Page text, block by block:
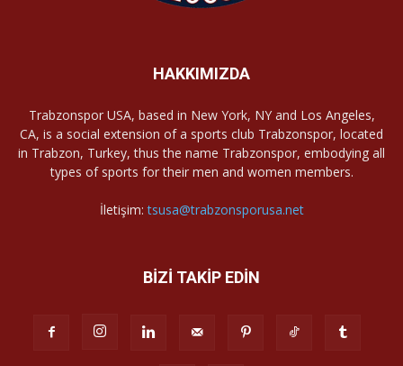
HAKKIMIZDA
Trabzonspor USA, based in New York, NY and Los Angeles,
CA, is a social extension of a sports club Trabzonspor, located
in Trabzon, Turkey, thus the name Trabzonspor, embodying all
types of sports for their men and women members.
İletişim:tsusa@trabzonsporusa.net
BİZİ TAKİP EDİN